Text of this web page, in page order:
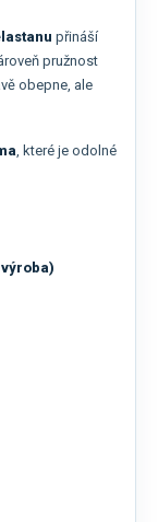
přináší
pružnost
obepne, ale
, které je odolné